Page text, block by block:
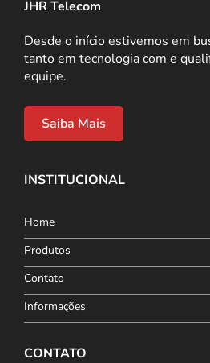
JHR Telecom
Desde o início estivemos em
tanto em tecnologia com e
equipe.
Saiba Mais
INSTITUCIONAL
Home
Produtos
Contato
Informações
CONTATO